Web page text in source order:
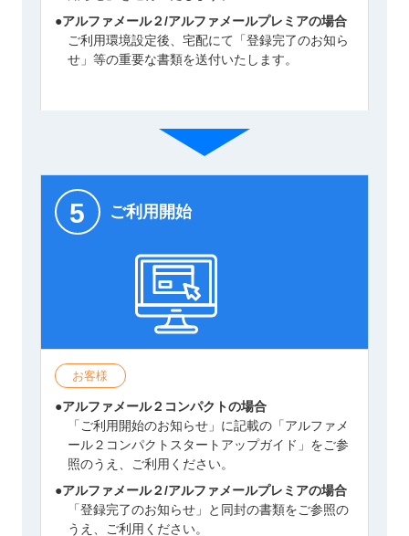
●アルファメール２/アルファメールプレミアの場合
ご利用環境設定後、宅配にて「登録完了のお知ら
せ」等の重要な書類を送付いたします。
5 ご利用開始
お客様
●アルファメール２コンパクトの場合
「ご利用開始のお知らせ」に記載の「アルファメ
ール２コンパクトスタートアップガイド」をご参
照のうえ、ご利用ください。
●アルファメール２/アルファメールプレミアの場合
「登録完了のお知らせ」と同封の書類をご参照の
うえ、ご利用ください。